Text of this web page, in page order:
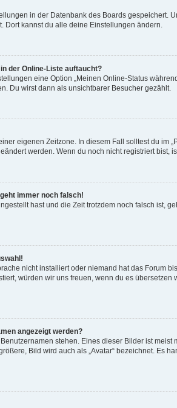
in der Datenbank des Boards gespeichert.
kannst du alle deine Einstellungen ändern.
der Online-Liste auftaucht?
eine Option „Meinen Online-Status
Du wirst dann als unsichtbarer Besucher gezählt.
eigenen Zeitzone. In diesem Fall solltest du im
werden. Wenn du noch nicht registriert bist,
immer noch falsch!
hast und die Zeit trotzdem noch falsch ist,
nicht installiert oder niemand hat das Forum
würden wir uns freuen, wenn du es
angezeigt werden?
stehen. Eines dieser Bilder ist
Bild wird auch als „Avatar“ bezeichnet. Es